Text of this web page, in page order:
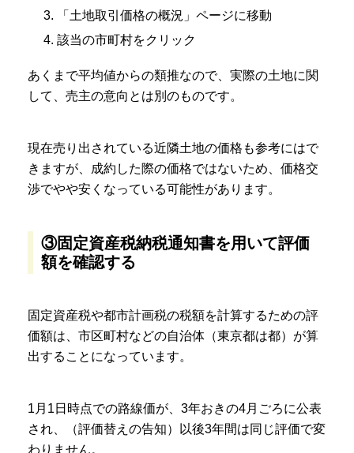
3. 「土地取引価格の概況」ページに移動
4. 該当の市町村をクリック
あくまで平均値からの類推なので、実際の土地に関
して、売主の意向とは別のものです。
現在売り出されている近隣土地の価格も参考にはで
きますが、成約した際の価格ではないため、価格交
渉でやや安くなっている可能性があります。
③固定資産税納税通知書を用いて評価
額を確認する
固定資産税や都市計画税の税額を計算するための評
価額は、市区町村などの自治体（東京都は都）が算
出することになっています。
1月1日時点での路線価が、3年おきの4月ごろに公表
され、（評価替えの告知）以後3年間は同じ評価で変
わりません。